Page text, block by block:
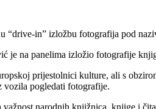
in” izložbu fotografija pod
je na panelima izložio fotografije
prijestolnici kulture, ali s
pogledati fotografije.